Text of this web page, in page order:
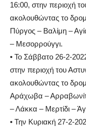
16:00, στην περιοχή
ακολουθώντας το
Πύργος – Βαλίμη –
– Μεσορρούγγι.
• Το Σάββατο 26-2-
στην περιοχή του
ακολουθώντας το
Αράχωβα –
– Λάκκα – Μερτίδι –
• Την Κυριακή 27-2-